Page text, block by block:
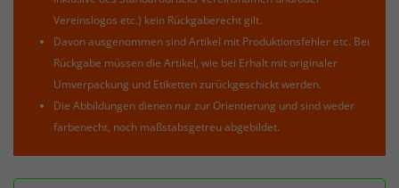
Vereinslogos etc.) kein Rückgaberecht gilt.
Davon ausgenommen sind Artikel mit Produktionsfehler etc. Bei
Rückgabe müssen die Artikel, wie bei Erhalt mit originaler
Umverpackung und Etiketten zurückgeschickt werden.
Die Abbildungen dienen nur zur Orientierung und sind weder
farbenecht, noch maßstabsgetreu abgebildet.